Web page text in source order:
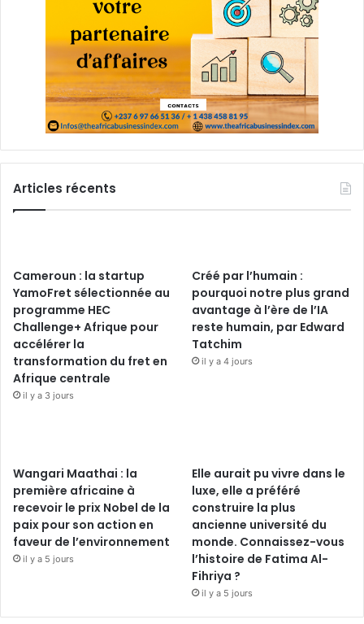
Articles récents
Cameroun : la startup
YamoFret sélectionnée au
programme HEC
Challenge+ Afrique pour
accélérer la
transformation du fret en
Afrique centrale
il y a 3 jours
Créé par l’humain :
pourquoi notre plus grand
avantage à l’ère de l’IA
reste humain, par Edward
Tatchim
il y a 4 jours
Wangari Maathai : la
première africaine à
recevoir le prix Nobel de la
paix pour son action en
faveur de l’environnement
il y a 5 jours
Elle aurait pu vivre dans le
luxe, elle a préféré
construire la plus
ancienne université du
monde. Connaissez-vous
l’histoire de Fatima Al-
Fihriya ?
il y a 5 jours